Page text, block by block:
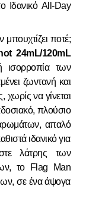
Ιδανικό All-Day
ποτέ;
24mL/120mL
ισορροπία των
ζωντανή και
χωρίς να γίνεται
πλούσιο
απαλό
ιδανικό για
λάτρης των
το Flag Man
σε ένα άψογα